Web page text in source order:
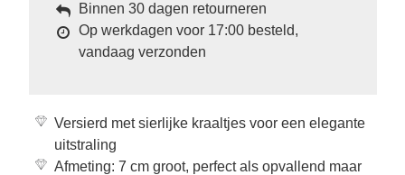
Binnen 30 dagen retourneren
Op werkdagen voor 17:00 besteld,
vandaag verzonden
Versierd met sierlijke kraaltjes voor een elegante
uitstraling
Afmeting: 7 cm groot, perfect als opvallend maar